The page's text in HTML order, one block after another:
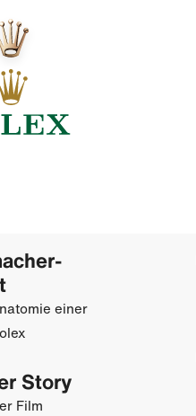
einer
Story
Film